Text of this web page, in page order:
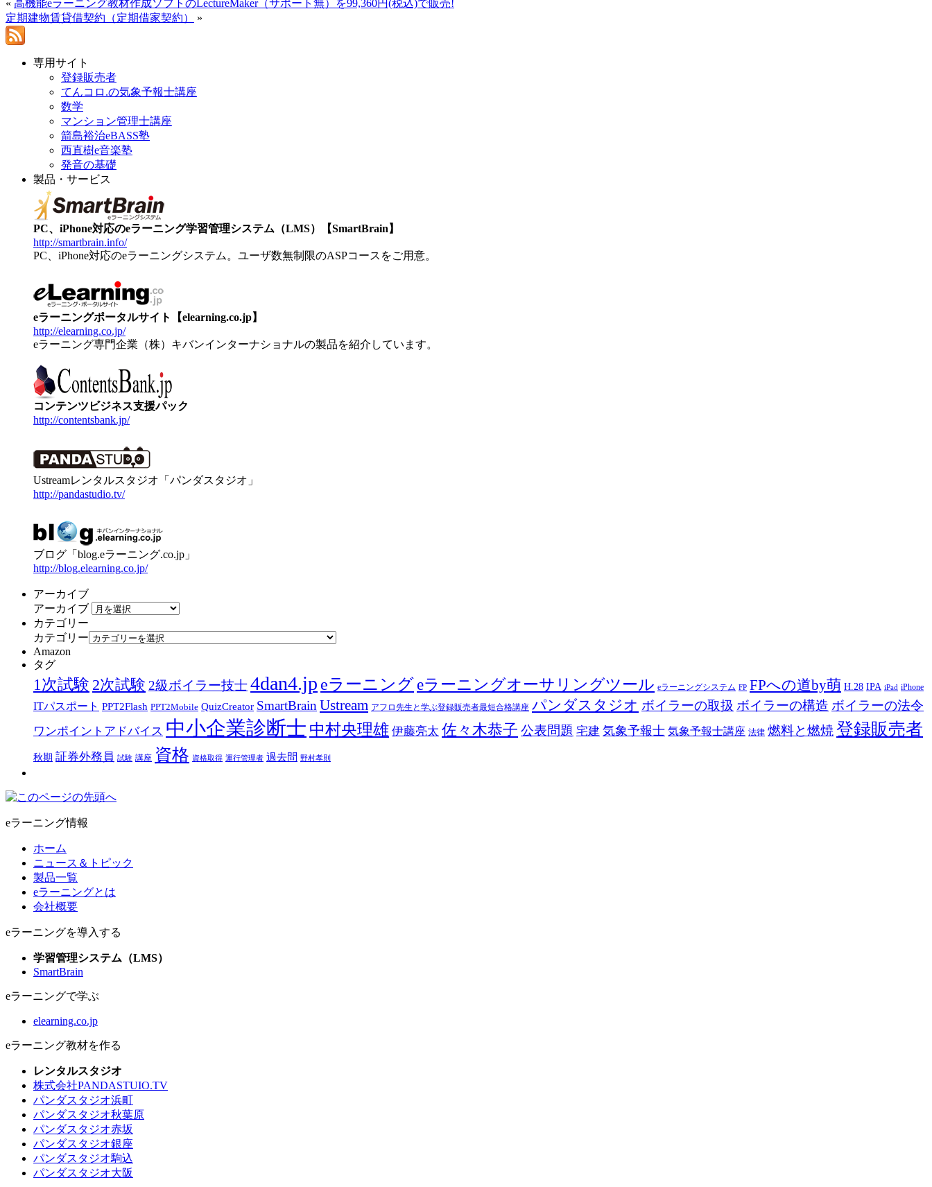
« 高機能eラーニング教材作成ソフトのLectureMaker（サポート無）を99,360円(税込)で販売!
定期建物賃貸借契約（定期借家契約）
»
専用サイト
登録販売者
てんコロ.の気象予報士講座
数学
マンション管理士講座
箭島裕治eBASS塾
西直樹e音楽塾
発音の基礎
製品・サービス
PC、iPhone対応のeラーニング学習管理システム（LMS）【SmartBrain】
http://smartbrain.info/
PC、iPhone対応のeラーニングシステム。ユーザ数無制限のASPコースをご用意。
eラーニングポータルサイト【elearning.co.jp】
http://elearning.co.jp/
eラーニング専門企業（株）キバンインターナショナルの製品を紹介しています。
コンテンツビジネス支援パック
http://contentsbank.jp/
Ustreamレンタルスタジオ「パンダスタジオ」
http://pandastudio.tv/
ブログ「blog.eラーニング.co.jp」
http://blog.elearning.co.jp/
アーカイブ
アーカイブ
カテゴリー
カテゴリー
Amazon
タグ
1次試験 2次試験 2級ボイラー技士4dan4.jp eラーニング eラーニングオーサリングツール eラーニングシステム FP FPへの道by萌 H.28 IPA iPad iPhone
ITパスポート PPT2Flash PPT2Mobile QuizCreator SmartBrain Ustream アフロ先生と学ぶ登録販売者最短合格講座 パンダスタジオ ボイラーの取扱 ボイラーの構造 ボイラーの法令
ワンポイントアドバイス 中小企業診断士 中村央理雄 伊藤亮太 佐々木恭子 公表問題 宅建 気象予報士 気象予報士講座 法律 燃料と燃焼 登録販売者
秋期 証券外務員 試験 講座 資格 資格取得 運行管理者 過去問 野村孝則
eラーニング情報
ホーム
ニュース＆トピック
製品一覧
eラーニングとは
会社概要
eラーニングを導入する
学習管理システム（LMS）
SmartBrain
eラーニングで学ぶ
elearning.co.jp
eラーニング教材を作る
レンタルスタジオ
株式会社PANDASTUIO.TV
パンダスタジオ浜町
パンダスタジオ秋葉原
パンダスタジオ赤坂
パンダスタジオ銀座
パンダスタジオ駒込
パンダスタジオ大阪